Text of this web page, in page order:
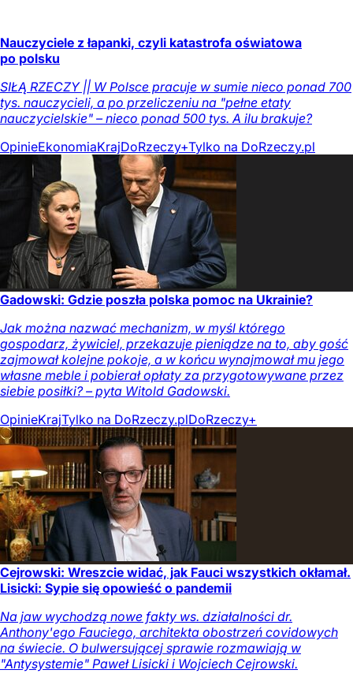
Nauczyciele z łapanki, czyli katastrofa oświatowa
po polsku
SIŁĄ RZECZY || W Polsce pracuje w sumie nieco ponad 700
tys. nauczycieli, a po przeliczeniu na "pełne etaty
nauczycielskie" – nieco ponad 500 tys. A ilu brakuje?
OpinieEkonomiaKrajDoRzeczy+Tylko na DoRzeczy.pl
Gadowski: Gdzie poszła polska pomoc na Ukrainie?
Jak można nazwać mechanizm, w myśl którego
gospodarz, żywiciel, przekazuje pieniądze na to, aby gość
zajmował kolejne pokoje, a w końcu wynajmował mu jego
własne meble i pobierał opłaty za przygotowywane przez
siebie posiłki? – pyta Witold Gadowski.
OpinieKrajTylko na DoRzeczy.plDoRzeczy+
Cejrowski: Wreszcie widać, jak Fauci wszystkich okłamał.
Lisicki: Sypie się opowieść o pandemii
Na jaw wychodzą nowe fakty ws. działalności dr.
Anthony'ego Fauciego, architekta obostrzeń covidowych
na świecie. O bulwersującej sprawie rozmawiają w
"Antysystemie" Paweł Lisicki i Wojciech Cejrowski.